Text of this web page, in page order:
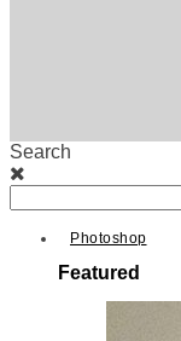
Search
Photoshop
Featured